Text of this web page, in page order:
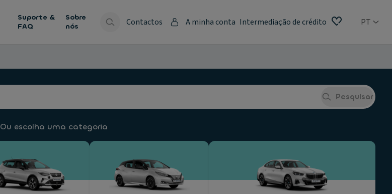
Suporte &
FAQ
Sobre
nós
Contactos A minha conta Intermediação de crédito PT
Pesquisar
Ou escolha uma categoria